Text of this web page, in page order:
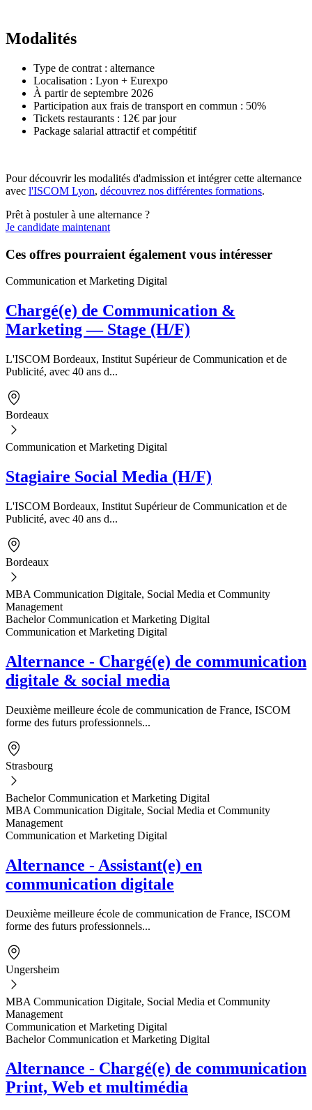
Modalités
Type de contrat : alternance
Localisation : Lyon + Eurexpo
À partir de septembre 2026
Participation aux frais de transport en commun : 50%
Tickets restaurants : 12€ par jour
Package salarial attractif et compétitif
Pour découvrir les modalités d'admission et intégrer cette alternance
avec l'ISCOM Lyon, découvrez nos différentes formations.
Prêt à postuler à une alternance ?
Je candidate maintenant
Ces offres pourraient également vous intéresser
Communication et Marketing Digital
Chargé(e) de Communication &
Marketing — Stage (H/F)
L'ISCOM Bordeaux, Institut Supérieur de Communication et de
Publicité, avec 40 ans d...
Bordeaux
Communication et Marketing Digital
Stagiaire Social Media (H/F)
L'ISCOM Bordeaux, Institut Supérieur de Communication et de
Publicité, avec 40 ans d...
Bordeaux
MBA Communication Digitale, Social Media et Community
Management
Bachelor Communication et Marketing Digital
Communication et Marketing Digital
Alternance - Chargé(e) de communication
digitale & social media
Deuxième meilleure école de communication de France, ISCOM
forme des futurs professionnels...
Strasbourg
Bachelor Communication et Marketing Digital
MBA Communication Digitale, Social Media et Community
Management
Communication et Marketing Digital
Alternance - Assistant(e) en
communication digitale
Deuxième meilleure école de communication de France, ISCOM
forme des futurs professionnels...
Ungersheim
MBA Communication Digitale, Social Media et Community
Management
Communication et Marketing Digital
Bachelor Communication et Marketing Digital
Alternance - Chargé(e) de communication
Print, Web et multimédia